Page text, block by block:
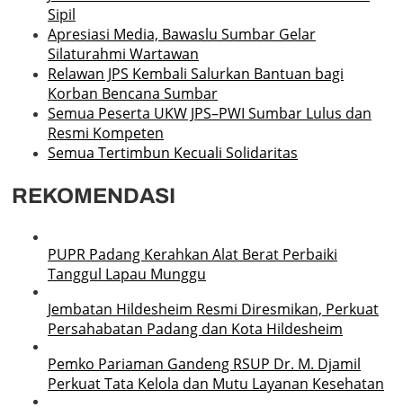
Sipil
Apresiasi Media, Bawaslu Sumbar Gelar
Silaturahmi Wartawan
Relawan JPS Kembali Salurkan Bantuan bagi
Korban Bencana Sumbar
Semua Peserta UKW JPS–PWI Sumbar Lulus dan
Resmi Kompeten
Semua Tertimbun Kecuali Solidaritas
REKOMENDASI
PUPR Padang Kerahkan Alat Berat Perbaiki
Tanggul Lapau Munggu
Jembatan Hildesheim Resmi Diresmikan, Perkuat
Persahabatan Padang dan Kota Hildesheim
Pemko Pariaman Gandeng RSUP Dr. M. Djamil
Perkuat Tata Kelola dan Mutu Layanan Kesehatan